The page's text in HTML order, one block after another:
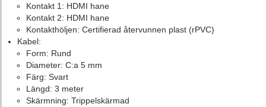
Kontakt 1: HDMI hane
Kontakt 2: HDMI hane
Kontakthöljen: Certifierad återvunnen plast (rPVC)
Kabel:
Form: Rund
Diameter: C:a 5 mm
Färg: Svart
Längd: 3 meter
Skärmning: Trippelskärmad